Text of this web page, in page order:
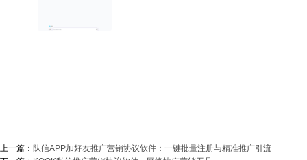
上一篇： 队信APP加好友推广营销协议软件：一键批量注册与精准推广引流